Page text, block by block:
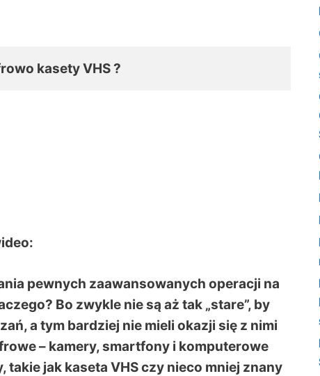
kasety VHS ?
pewnych zaawansowanych operacji na
Bo zwykle nie są aż tak „stare”, by
a tym bardziej nie mieli okazji się z nimi
– kamery, smartfony i komputerowe
takie jak kaseta VHS czy nieco mniej znany